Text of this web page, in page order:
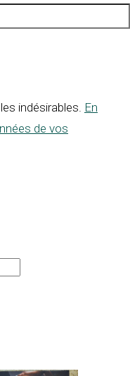
indésirables. En
de vos